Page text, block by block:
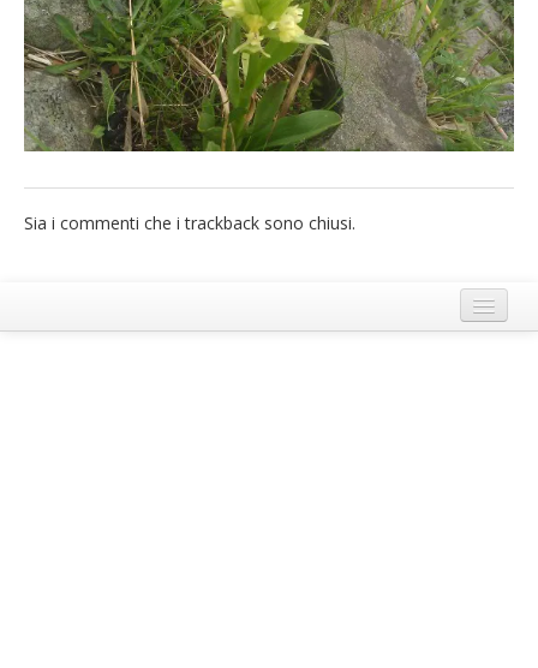
German
English
Spanish
Italiano
Sia i commenti che i trackback sono chiusi.